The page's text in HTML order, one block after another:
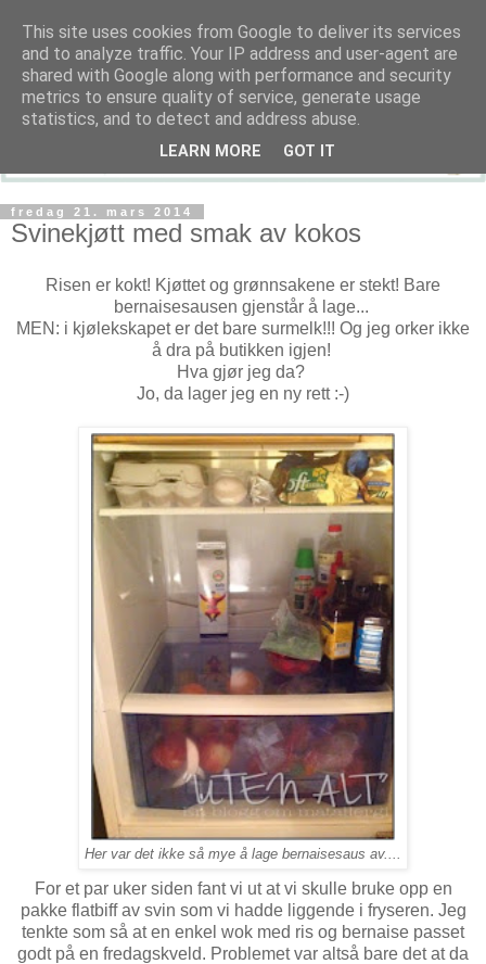
fredag 21. mars 2014
Svinekjøtt med smak av kokos
Risen er kokt! Kjøttet og grønnsakene er stekt! Bare
bernaisesausen gjenstår å lage...
MEN: i kjølekskapet er det bare surmelk!!! Og jeg orker ikke
å dra på butikken igjen!
Hva gjør jeg da?
Jo, da lager jeg en ny rett :-)
Her var det ikke så mye å lage bernaisesaus av....
For et par uker siden fant vi ut at vi skulle bruke opp en
pakke flatbiff av svin som vi hadde liggende i fryseren. Jeg
tenkte som så at en enkel wok med ris og bernaise passet
godt på en fredagskveld. Problemet var altså bare det at da
This site uses cookies from Google to deliver its services
and to analyze traffic. Your IP address and user-agent are
shared with Google along with performance and security
metrics to ensure quality of service, generate usage
statistics, and to detect and address abuse.
LEARN MORE GOT IT